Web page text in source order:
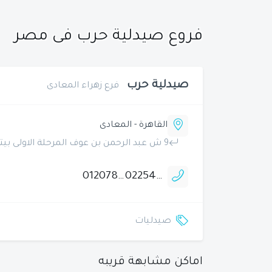
فروع صيدلية حرب فى مصر
صيدلية حرب فرع زهراء المعادى
القاهرة - المعادى
9 ش عبد الرحمن بن عوف المرحلة الاولى بيتشو امريكان سيتى زهراء المعادى
0225400361
01207841000
صيدليات
اماكن مشابهة قريبه